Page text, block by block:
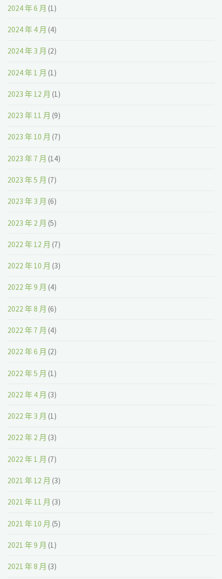
2024 年 6 月 (1)
2024 年 4 月 (4)
2024 年 3 月 (2)
2024 年 1 月 (1)
2023 年 12 月 (1)
2023 年 11 月 (9)
2023 年 10 月 (7)
2023 年 7 月 (14)
2023 年 5 月 (7)
2023 年 3 月 (6)
2023 年 2 月 (5)
2022 年 12 月 (7)
2022 年 10 月 (3)
2022 年 9 月 (4)
2022 年 8 月 (6)
2022 年 7 月 (4)
2022 年 6 月 (2)
2022 年 5 月 (1)
2022 年 4 月 (3)
2022 年 3 月 (1)
2022 年 2 月 (3)
2022 年 1 月 (7)
2021 年 12 月 (3)
2021 年 11 月 (3)
2021 年 10 月 (5)
2021 年 9 月 (1)
2021 年 8 月 (3)